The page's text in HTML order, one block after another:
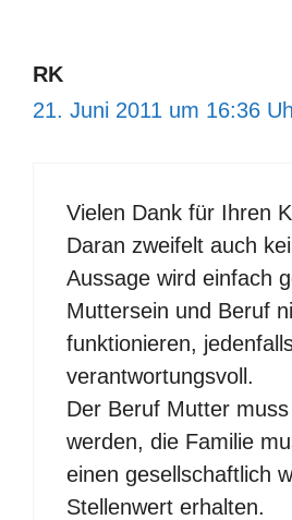
RK
21. Juni 2011 um 16:36
Vielen Dank für Ihren
Daran zweifelt auch
Aussage wird einfach
Muttersein und Beruf
funktionieren,
verantwortungsvoll.
Der Beruf Mutter
werden, die Familie
einen gesellschaftlich
Stellenwert erhalten.